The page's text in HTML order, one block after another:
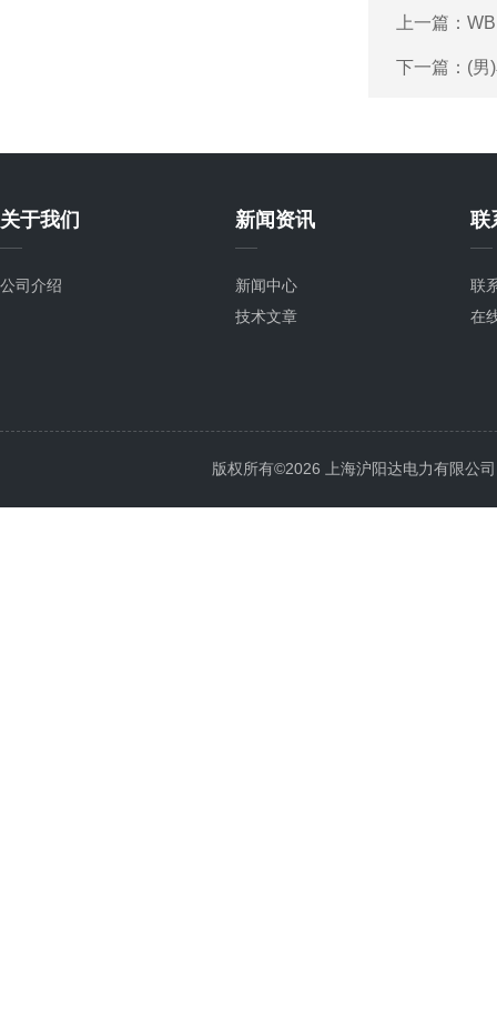
上一篇：
下一篇： (男
关于我们
公司介绍
新闻资讯
新闻中心
技术文章
联
联
在
版权所有©2026 上海沪阳达电力有限公